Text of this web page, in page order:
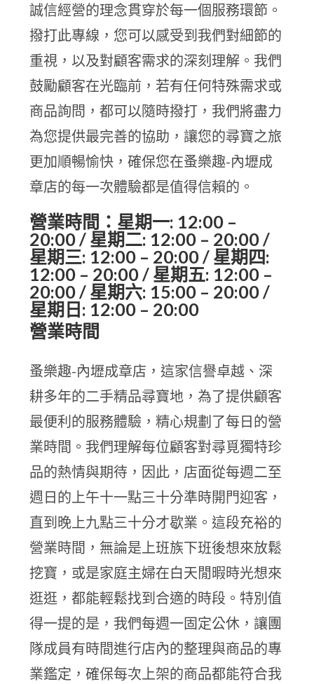
誠信經營的理念貫穿於每一個服務環節。
撥打此專線，您可以感受到我們對細節的
重視，以及對顧客需求的深刻理解。我們
鼓勵顧客在光臨前，若有任何特殊需求或
商品詢問，都可以隨時撥打，我們將盡力
為您提供最完善的協助，讓您的尋寶之旅
更加順暢愉快，確保您在蚤樂趣-內壢成
章店的每一次體驗都是值得信賴的。
營業時間：星期一: 12:00 –
20:00 / 星期二: 12:00 – 20:00 /
星期三: 12:00 – 20:00 / 星期四:
12:00 – 20:00 / 星期五: 12:00 –
20:00 / 星期六: 15:00 – 20:00 /
星期日: 12:00 – 20:00
營業時間
蚤樂趣-內壢成章店，這家信譽卓越、深
耕多年的二手精品尋寶地，為了提供顧客
最便利的服務體驗，精心規劃了每日的營
業時間。我們理解每位顧客對尋覓獨特珍
品的熱情與期待，因此，店面從每週二至
週日的上午十一點三十分準時開門迎客，
直到晚上九點三十分才歇業。這段充裕的
營業時間，無論是上班族下班後想來放鬆
挖寶，或是家庭主婦在白天閒暇時光想來
逛逛，都能輕鬆找到合適的時段。特別值
得一提的是，我們每週一固定公休，讓團
隊成員有時間進行店內的整理與商品的專
業鑑定，確保每次上架的商品都能符合我